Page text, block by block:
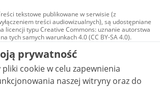
tekstowe publikowane w serwisie (z
treści audiowizualnych), są udostępniane
licencji typu Creative Commons: uznanie autorstwa
tych samych warunkach 4.0 (CC BY-SA 4.0).
audiowizualne, w tym zdjęcia, materiały
i wideo, są udostępniane na licencji typu
Commons: uznanie autorstwa użycie
- bez utworów zależnych 4.0 (CC BY-
ND 4.0), o ile nie jest to stwierdzone inaczej.
prywatność
cookie w celu zapewnienia
naszej witryny oraz do